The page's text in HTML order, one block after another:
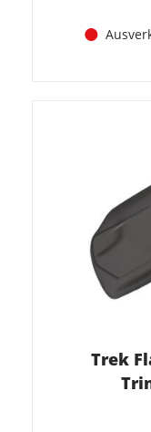
Trek